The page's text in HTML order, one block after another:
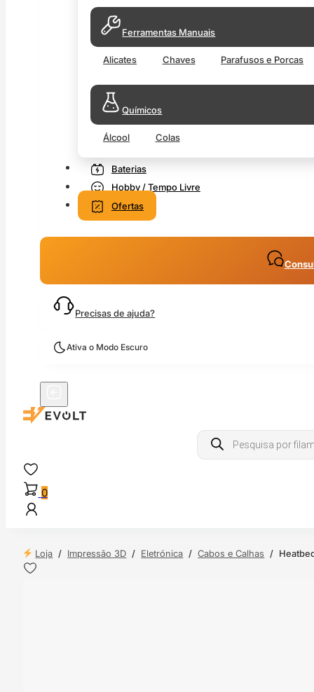
Ferramentas Manuais
Alicates Chaves Parafusos e Porcas
Químicos
Álcool Colas
Baterias
Hobby / Tempo Livre
Ofertas
Precisas de ajuda?
Ativa o Modo Escuro
Products
search
0
Loja / Impressão 3D / Eletrónica / Cabos e Calhas /